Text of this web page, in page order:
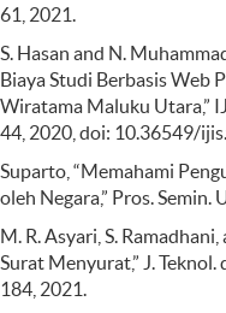
61, 2021.
S. Hasan and N.
Biaya Studi Berbasis Web
Wiratama Maluku Utara,”
44, 2020, doi: 10.36549/
Suparto, “Memahami
oleh Negara,” Pros. Semin.
M. R. Asyari, S.
Surat Menyurat,” J. Teknol.
184, 2021.